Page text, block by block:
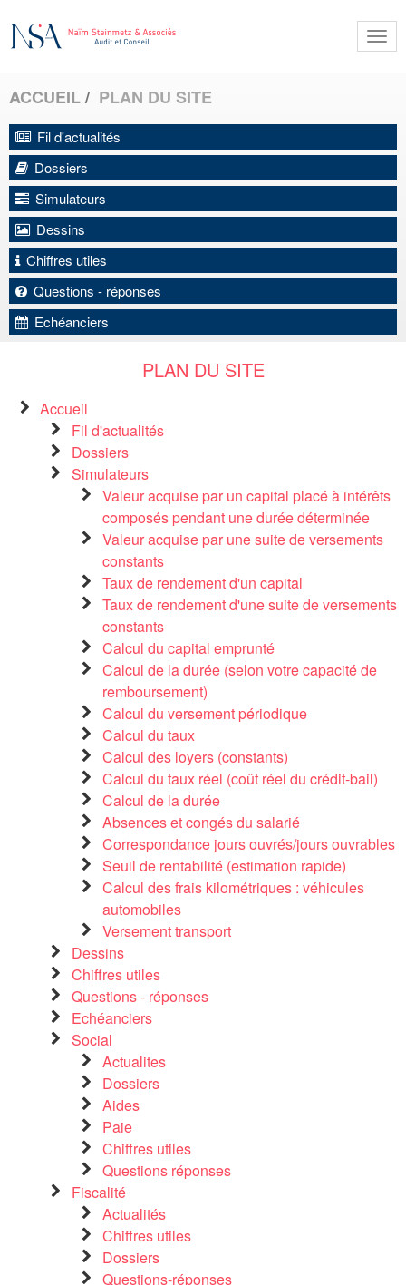
ACCUEIL PLAN DU SITE
Fil d'actualités
Dossiers
Simulateurs
Dessins
Chiffres utiles
Questions - réponses
Echéanciers
PLAN DU SITE
Accueil
Fil d'actualités
Dossiers
Simulateurs
Valeur acquise par un capital placé à intérêts
composés pendant une durée déterminée
Valeur acquise par une suite de versements
constants
Taux de rendement d'un capital
Taux de rendement d'une suite de versements
constants
Calcul du capital emprunté
Calcul de la durée (selon votre capacité de
remboursement)
Calcul du versement périodique
Calcul du taux
Calcul des loyers (constants)
Calcul du taux réel (coût réel du crédit-bail)
Calcul de la durée
Absences et congés du salarié
Correspondance jours ouvrés/jours ouvrables
Seuil de rentabilité (estimation rapide)
Calcul des frais kilométriques : véhicules
automobiles
Versement transport
Dessins
Chiffres utiles
Questions - réponses
Echéanciers
Social
Actualites
Dossiers
Aides
Paie
Chiffres utiles
Questions réponses
Fiscalité
Actualités
Chiffres utiles
Dossiers
Questions-réponses